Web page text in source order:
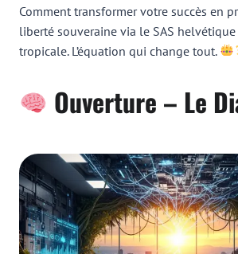
Comment transformer votre succès en
liberté souveraine via le SAS
tropicale. L’équation qui change tout.
Ouverture – Le